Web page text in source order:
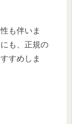
も伴いま
も、正規の
すめしま